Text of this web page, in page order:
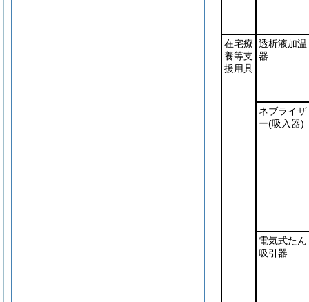
在宅療
養等支
援用具
透析液加温
器
ネブライザ
ー(吸入器)
電気式たん
吸引器